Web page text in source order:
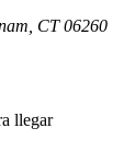
CT 06260
llegar